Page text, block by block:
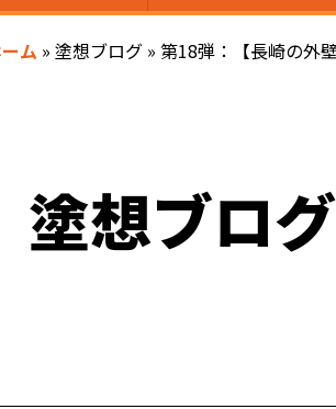
ム » 塗想ブログ » 第18弾：【長崎の外
塗想ブログ